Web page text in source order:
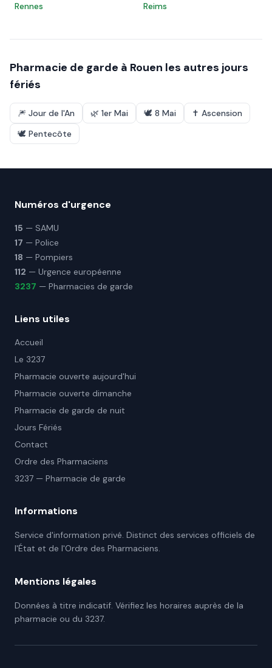
Rennes
Reims
Pharmacie de garde à Rouen les autres jours
fériés
🎆 Jour de l'An 🌿 1er Mai 🕊️ 8 Mai ✝️ Ascension
🕊️ Pentecôte
Numéros d'urgence
15 — SAMU
17 — Police
18 — Pompiers
112 — Urgence européenne
3237 — Pharmacies de garde
Liens utiles
Accueil
Le 3237
Pharmacie ouverte aujourd'hui
Pharmacie ouverte dimanche
Pharmacie de garde de nuit
Jours Fériés
Contact
Ordre des Pharmaciens
3237 — Pharmacie de garde
Informations
Service d'information privé. Distinct des services officiels de
l'État et de l'Ordre des Pharmaciens.
Mentions légales
Données à titre indicatif. Vérifiez les horaires auprès de la
pharmacie ou du 3237.